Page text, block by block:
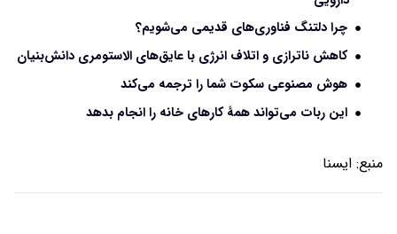
چرا دلتنگ فناوری‌های قدیمی می‌شویم؟
کاهش ناترازی و اتلاف انرژی با عایق‌های الاستومری دانش‌بنیان
هوش مصنوعی سکوت شما را ترجمه می‌کند
این ربات می‌تواند همۀ کارهای خانه را انجام بدهد
منبع: ايسنا